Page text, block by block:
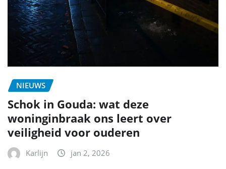
NIEUWS
Schok in Gouda: wat deze
woninginbraak ons leert over
veiligheid voor ouderen
Karlijn jan 2, 2026